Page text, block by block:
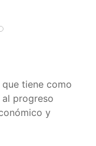
tiene como
progreso
y